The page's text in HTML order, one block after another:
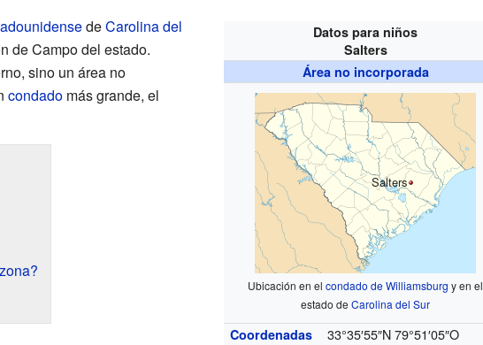
Datos para niños
Salters
Área no incorporada
Salters
Ubicación en elcondado de Williamsburg y en el
estado deCarolina del Sur
Coordenadas 33°35′55″N 79°51′05″O
deCarolina del
de Campo del estado.
sino un área no
condadomás grande, el